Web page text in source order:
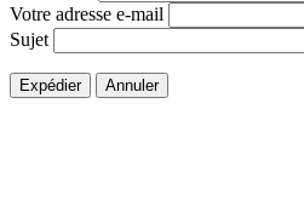
Votre adresse e-mail
Sujet
Expédier Annuler